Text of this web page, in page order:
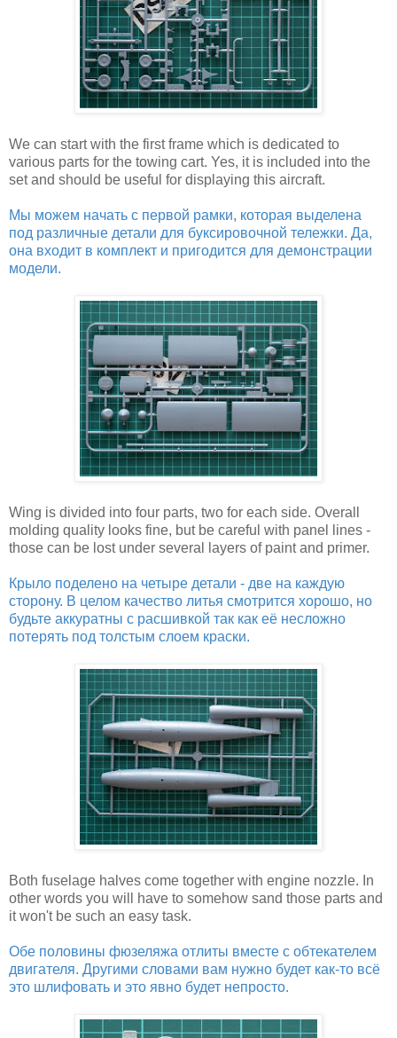
We can start with the first frame which is dedicated to
various parts for the towing cart. Yes, it is included into the
set and should be useful for displaying this aircraft.
Мы можем начать с первой рамки, которая выделена
под различные детали для буксировочной тележки. Да,
она входит в комплект и пригодится для демонстрации
модели.
Wing is divided into four parts, two for each side. Overall
molding quality looks fine, but be careful with panel lines -
those can be lost under several layers of paint and primer.
Крыло поделено на четыре детали - две на каждую
сторону. В целом качество литья смотрится хорошо, но
будьте аккуратны с расшивкой так как её несложно
потерять под толстым слоем краски.
Both fuselage halves come together with engine nozzle. In
other words you will have to somehow sand those parts and
it won't be such an easy task.
Обе половины фюзеляжа отлиты вместе с обтекателем
двигателя. Другими словами вам нужно будет как-то всё
это шлифовать и это явно будет непросто.